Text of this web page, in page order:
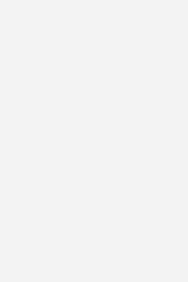
und
mit
Einwohnern die Frist,